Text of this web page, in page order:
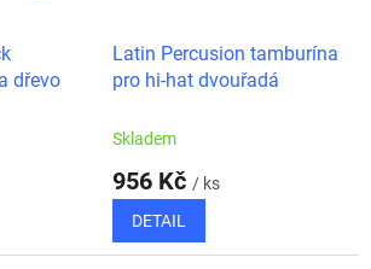
dřevo
Latin Percusion tamburína
pro hi-hat dvouřadá
Skladem
956 Kč / ks
DETAIL